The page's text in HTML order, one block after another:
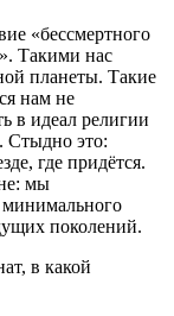
«бессмертного
Такими нас
планеты. Такие
нам не
в идеал религии
Стыдно это:
где придётся.
мы
минимального
поколений.
в какой